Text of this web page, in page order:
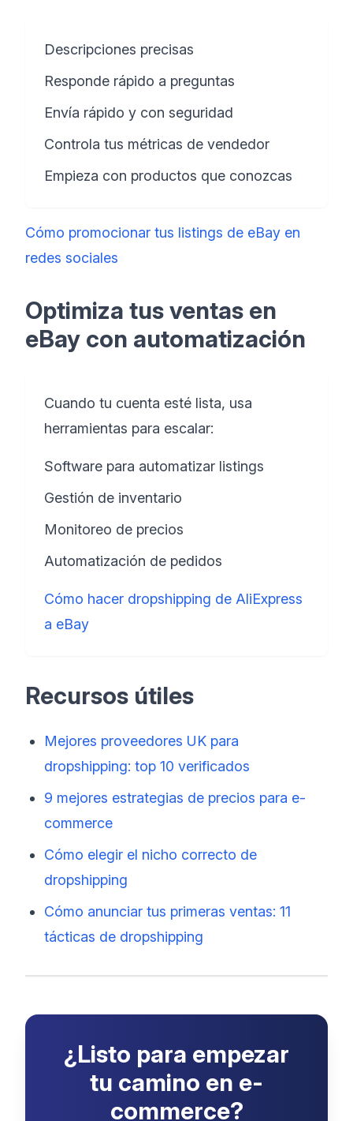
Descripciones precisas
Responde rápido a preguntas
Envía rápido y con seguridad
Controla tus métricas de vendedor
Empieza con productos que conozcas
Cómo promocionar tus listings de eBay en
redes sociales
Optimiza tus ventas en
eBay con automatización
Cuando tu cuenta esté lista, usa
herramientas para escalar:
Software para automatizar listings
Gestión de inventario
Monitoreo de precios
Automatización de pedidos
Cómo hacer dropshipping de AliExpress
a eBay
Recursos útiles
Mejores proveedores UK para
dropshipping: top 10 verificados
9 mejores estrategias de precios para e-
commerce
Cómo elegir el nicho correcto de
dropshipping
Cómo anunciar tus primeras ventas: 11
tácticas de dropshipping